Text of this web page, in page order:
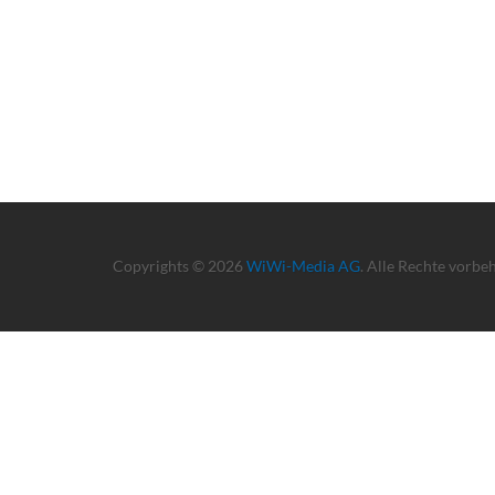
Copyrights © 2026 WiWi-Media AG. Alle Rechte